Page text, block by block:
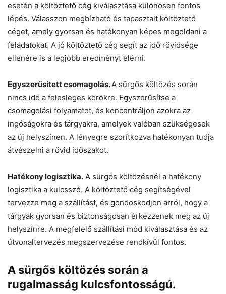
esetén a költöztető cég kiválasztása különösen fontos
lépés. Válasszon megbízható és tapasztalt költöztető
céget, amely gyorsan és hatékonyan képes megoldani a
feladatokat. A jó költöztető cég segít az idő rövidsége
ellenére is a legjobb eredményt elérni.
Egyszerűsített csomagolás.A sürgős költözés során
nincs idő a felesleges körökre. Egyszerűsítse a
csomagolási folyamatot, és koncentráljon azokra az
ingóságokra és tárgyakra, amelyek valóban szükségesek
az új helyszínen. A lényegre szorítkozva hatékonyan tudja
átvészelni a rövid időszakot.
Hatékony logisztika. A sürgős költözésnél a hatékony
logisztika a kulcsszó. A költöztető cég segítségével
tervezze meg a szállítást, és gondoskodjon arról, hogy a
tárgyak gyorsan és biztonságosan érkezzenek meg az új
helyszínre. A megfelelő szállítási mód kiválasztása és az
útvonaltervezés megszervezése rendkívül fontos.
A sürgős költözés során a
rugalmasság kulcsfontosságú.